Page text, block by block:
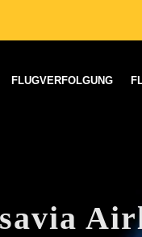
FLUGVERFOLGUNG